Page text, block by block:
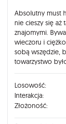
Absolutny must
nie cieszy się
znajomymi.
wieczoru i
sobą wszędzie,
towarzystwo
Losowość:
Interakcja:
Złożoność: